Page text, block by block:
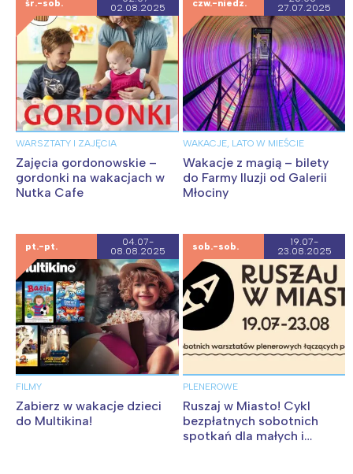
śr.-sob.
02.08.2025
WARSZTATY I ZAJĘCIA
Zajęcia gordonowskie –
gordonki na wakacjach w
Nutka Cafe
czw.-niedz.
27.07.2025
WAKACJE, LATO W MIEŚCIE
Wakacje z magią – bilety
do Farmy Iluzji od Galerii
Młociny
pt.-pt.
04.07-
08.08.2025
FILMY
Zabierz w wakacje dzieci
do Multikina!
sob.-sob.
19.07-
23.08.2025
PLENEROWE
Ruszaj w Miasto! Cykl
bezpłatnych sobotnich
spotkań dla małych i
Interesują mnie wydarzenia z
tego regionu:
Warszawa
Łódź
Wrocław
Śląsk
Kraków
Południe
Wszystkie
Wybieram